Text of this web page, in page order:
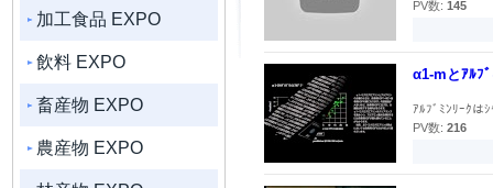
加工食品 EXPO
飲料 EXPO
畜産物 EXPO
農産物 EXPO
PV数: 145
α1-mとｱﾙﾌ
ｱﾙﾌﾞﾐﾝﾘｰｸは
PV数: 216